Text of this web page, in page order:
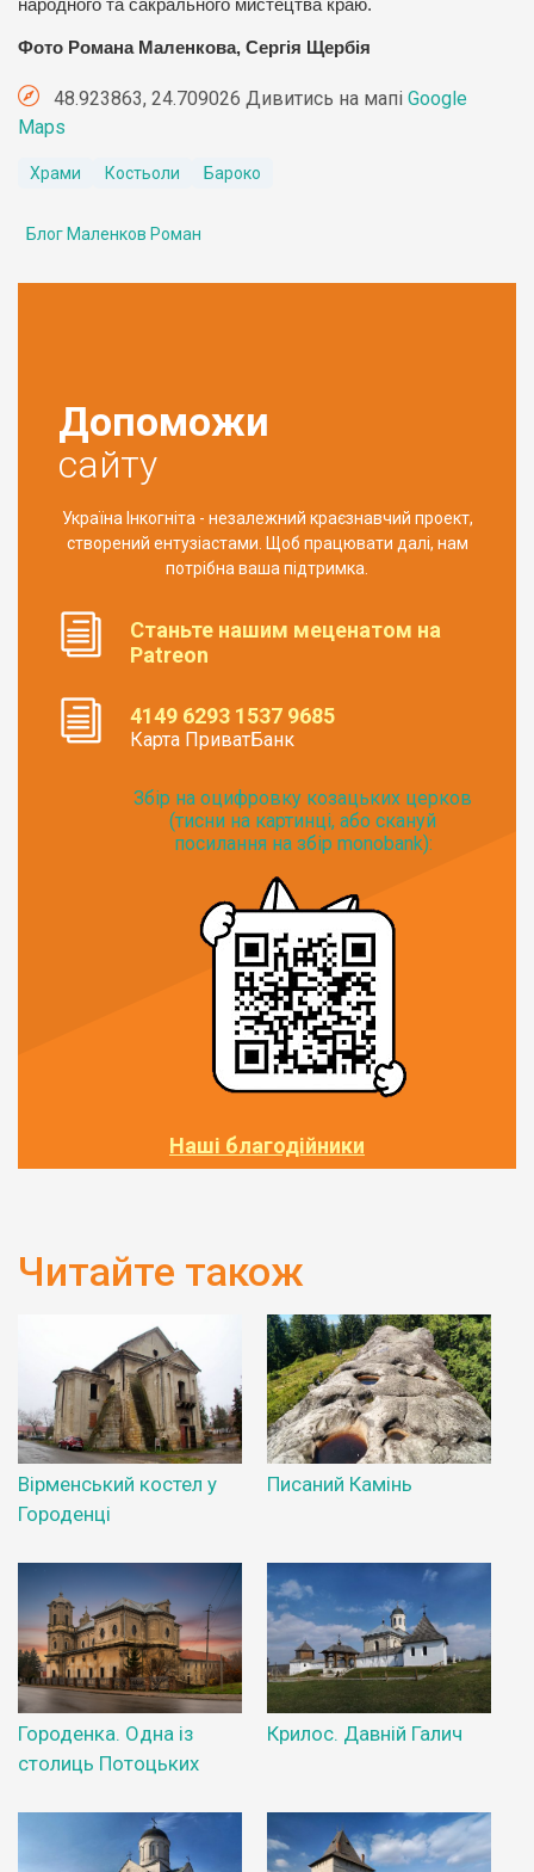
народного та сакрального мистецтва краю.
Фото Романа Маленкова, Сергія Щербія
48.923863, 24.709026 Дивитись на мапі Google
Maps
Храми Костьоли Бароко
Блог Маленков Роман
Допоможи
сайту
Україна Інкогніта - незалежний краєзнавчий проект,
створений ентузіастами. Щоб працювати далі, нам
потрібна ваша підтримка.
Станьте нашим меценатом на
Patreon
4149 6293 1537 9685
Карта ПриватБанк
Збір на оцифровку козацьких церков
(тисни на картинці, або скануй
посилання на збір monobank):
Наші благодійники
Читайте також
Вірменський костел у
Городенці
Писаний Камінь
Городенка. Одна із
столиць Потоцьких
Крилос. Давній Галич